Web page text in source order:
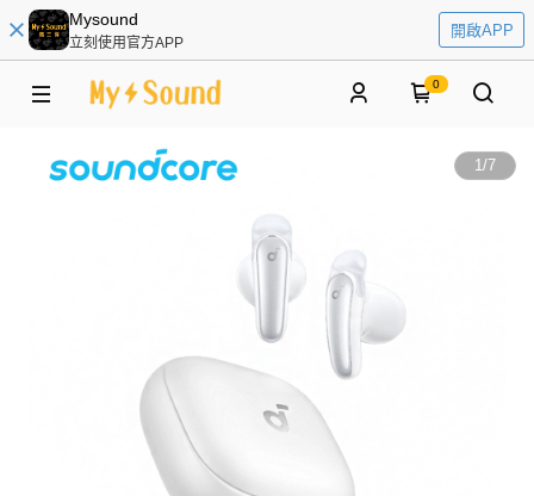
Mysound
立刻使用官方APP
開啟APP
0
1/7